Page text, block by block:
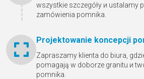
wszystkie szczegóły и ustalamy
zamówienia pomnika.
Projektowanie koncepcji
Zapraszamy klienta do biura,
pomagają w doborze granitu и
pomnika.